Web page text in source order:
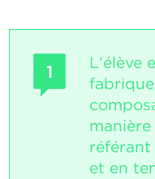
1
L'élève
référant
et en